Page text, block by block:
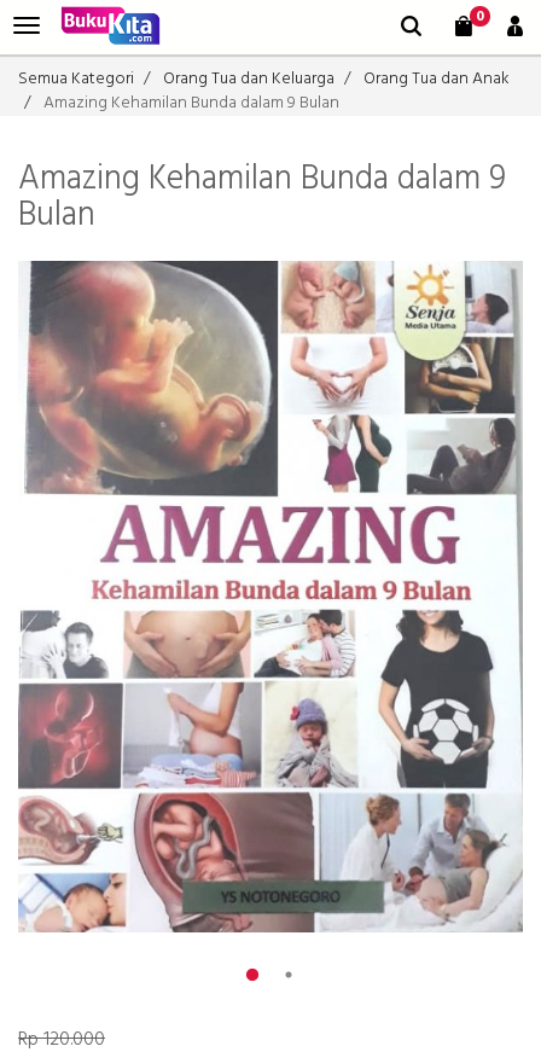
0
Semua Kategori Orang Tua dan Keluarga
Orang Tua dan Anak
Amazing Kehamilan Bunda dalam 9 Bulan
Amazing Kehamilan Bunda dalam 9
Bulan
Rp 120.000